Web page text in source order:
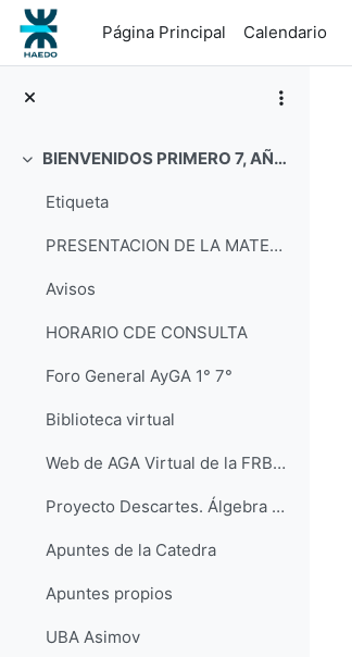
Salta al contenido principal
Página Principal
Calendario
Colapsar BIENVENIDOS PRIMERO 7, AÑO 2026
Etiqueta
PRESENTACION DE LA MATERIA
Avisos
HORARIO CDE CONSULTA
Foro General AyGA 1° 7°
Biblioteca virtual
Web de AGA Virtual de la FRBA UTN
Proyecto Descartes. Álgebra Lineal Interactiva, ejercicios y problemas
Apuntes de la Catedra
Apuntes propios
UBA Asimov